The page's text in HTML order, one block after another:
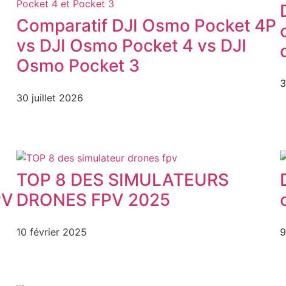
Comparatif DJI Osmo Pocket 4P
vs DJI Osmo Pocket 4 vs DJI
Osmo Pocket 3
30 juillet 2026
TOP 8 DES SIMULATEURS
DRONES FPV 2025
10 février 2025